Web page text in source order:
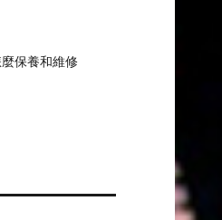
保養和維修